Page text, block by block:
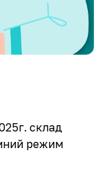
склад
режим